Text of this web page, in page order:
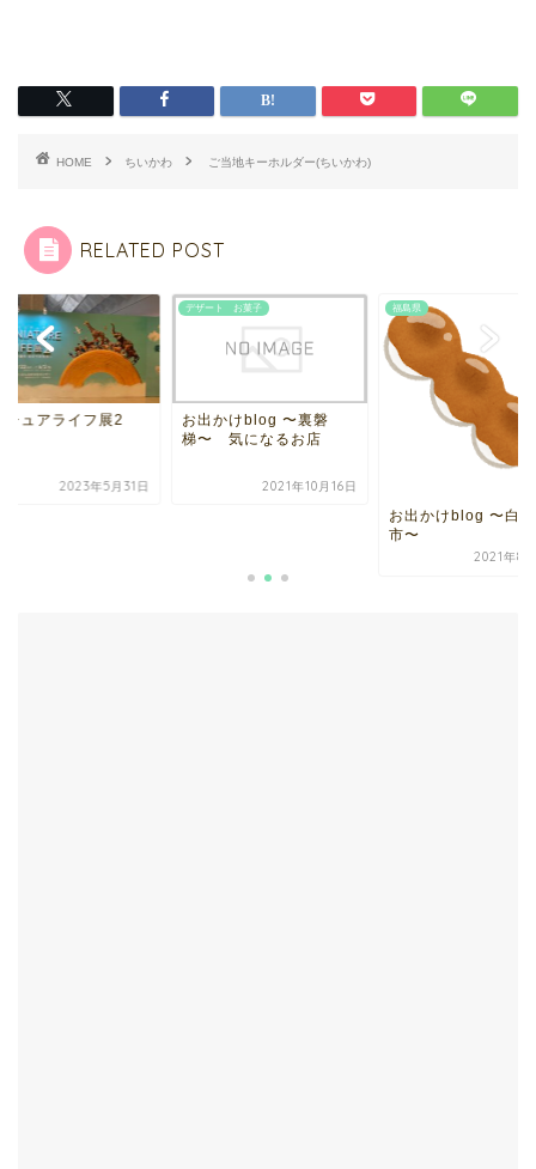
HOME ちいかわ ご当地キーホルダー(ちいかわ)
RELATED POST
チュアライフ展2
2023年5月31日
デザート お菓子
お出かけblog 〜裏磐
梯〜 気になるお店
2021年10月16日
福島県
お出かけblog 〜白河
市〜
2021年8